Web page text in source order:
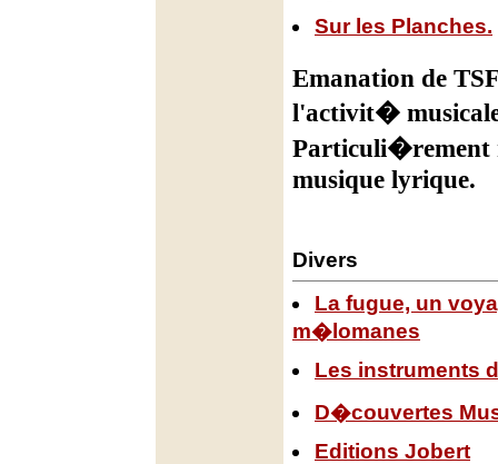
Sur les Planches.
Emanation de
l'activit�
Particuli�rement
musique lyrique.
Divers
La fugue, un
m�lomanes
Les instruments
D�couvertes
Editions Jobert